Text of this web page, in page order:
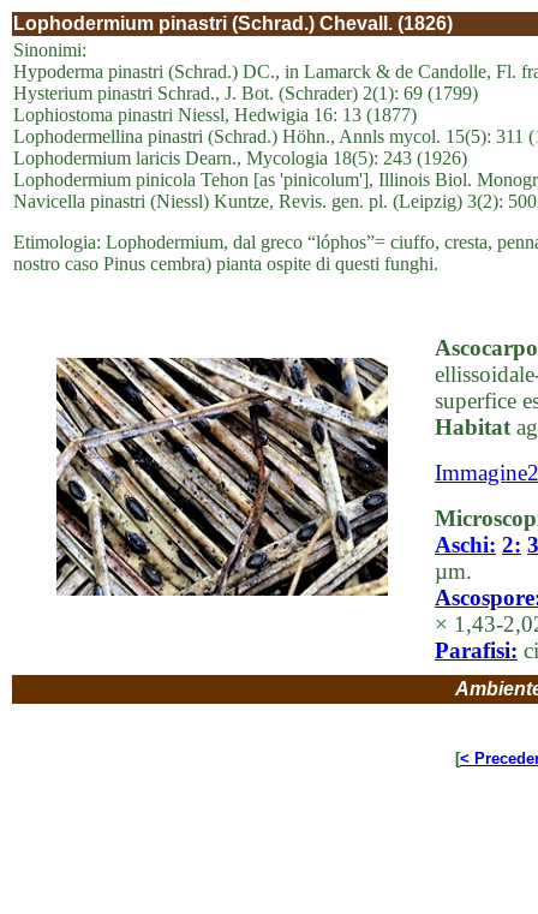
Lophodermium pinastri (Schrad.) Chevall. (1826)
Sinonimi:
Hypoderma pinastri (Schrad.) DC., in Lamarck & de Candolle, Fl.
Hysterium pinastri Schrad., J. Bot. (Schrader) 2(1): 69 (1799)
Lophiostoma pinastri Niessl, Hedwigia 16: 13 (1877)
Lophodermellina pinastri (Schrad.) Höhn., Annls mycol. 15(5): 311
Lophodermium laricis Dearn., Mycologia 18(5): 243 (1926)
Lophodermium pinicola Tehon [as 'pinicolum'], Illinois Biol.
Navicella pinastri (Niessl) Kuntze, Revis. gen. pl. (Leipzig) 3(2):
Etimologia: Lophodermium, dal greco “lóphos”= ciuffo, cresta,
nostro caso Pinus cembra) pianta ospite di questi funghi.
Ascocarpo
superfice
Habitat
Immagine2
Aschi: 2:
µm.
× 1,43-
Parafisi:
[<